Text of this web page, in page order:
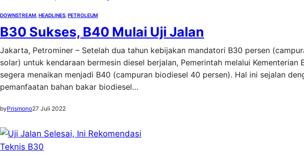
DOWNSTREAM HEADLINES PETROLEUM
B30 Sukses, B40 Mulai Uji Jalan
Jakarta, Petrominer – Setelah dua tahun kebijakan mandatori B30 persen
solar) untuk kendaraan bermesin diesel berjalan, Pemerintah melalui Kementerian
segera menaikan menjadi B40 (campuran biodiesel 40 persen). Hal ini sejalan
pemanfaatan bahan bakar biodiesel…
byPrismono27 Juli 2022